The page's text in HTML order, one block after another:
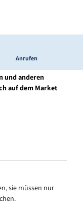
AnrufenPark
und anderen
auf dem Market
sie müssen nur